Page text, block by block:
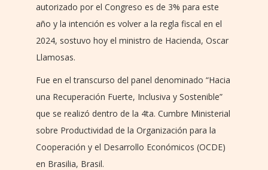
autorizado por el Congreso es de 3% para este
año y la intención es volver a la regla fiscal en el
2024, sostuvo hoy el ministro de Hacienda, Oscar
Llamosas.
Fue en el transcurso del panel denominado “Hacia
una Recuperación Fuerte, Inclusiva y Sostenible”
que se realizó dentro de la 4ta. Cumbre Ministerial
sobre Productividad de la Organización para la
Cooperación y el Desarrollo Económicos (OCDE)
en Brasilia, Brasil.